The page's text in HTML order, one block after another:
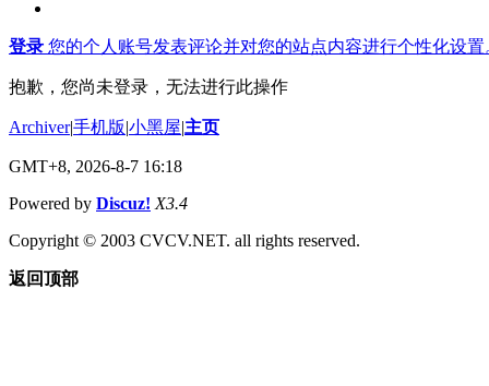
登录 您的个人账号发表评论并对您的站点内容进行个性化设置
抱歉，您尚未登录，无法进行此操作
Archiver|手机版|小黑屋|主页
GMT+8, 2026-8-7 16:18
Powered by Discuz! X3.4
Copyright © 2003 CVCV.NET. all rights reserved.
返回顶部